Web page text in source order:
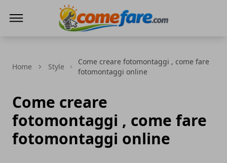
Home Style
Come creare fotomontaggi , come fare
fotomontaggi online
Come creare
fotomontaggi , come fare
fotomontaggi online